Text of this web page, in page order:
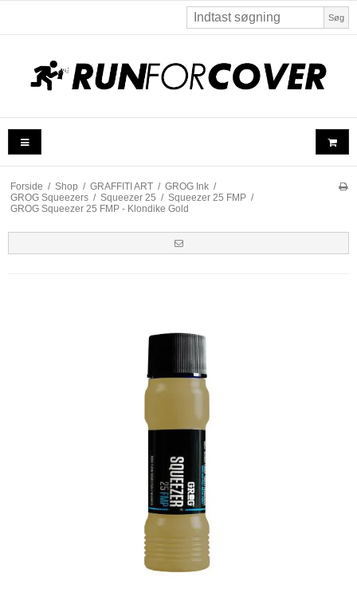
Søg
Forside / Shop / GRAFFITI ART / GROG Ink /
GROG Squeezers / Squeezer 25 / Squeezer 25 FMP /
GROG Squeezer 25 FMP - Klondike Gold